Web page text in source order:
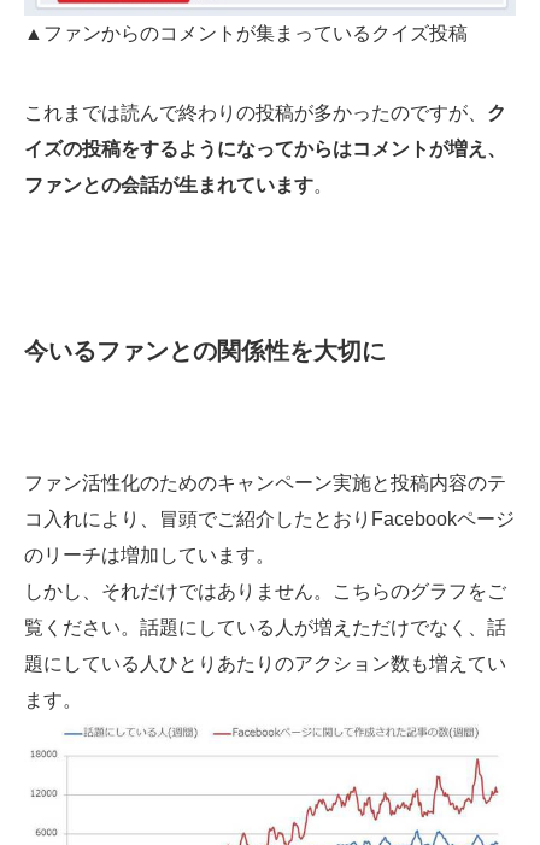
▲ファンからのコメントが集まっているクイズ投稿
これまでは読んで終わりの投稿が多かったのですが、 ク
イズの投稿をするようになってからはコメントが増え、
ファンとの会話が生まれています。
今いるファンとの関係性を大切に
ファン活性化のためのキャンペーン実施と投稿内容のテ
コ入れにより、冒頭でご紹介したとおりFacebookページ
のリーチは増加しています。
しかし、それだけではありません。こちらのグラフをご
覧ください。話題にしている人が増えただけでなく、話
題にしている人ひとりあたりのアクション数も増えてい
ます。